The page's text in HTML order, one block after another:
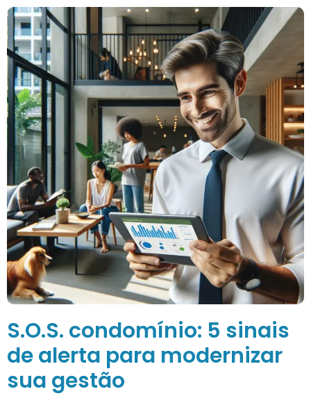
S.O.S. condomínio: 5 sinais
de alerta para modernizar
sua gestão